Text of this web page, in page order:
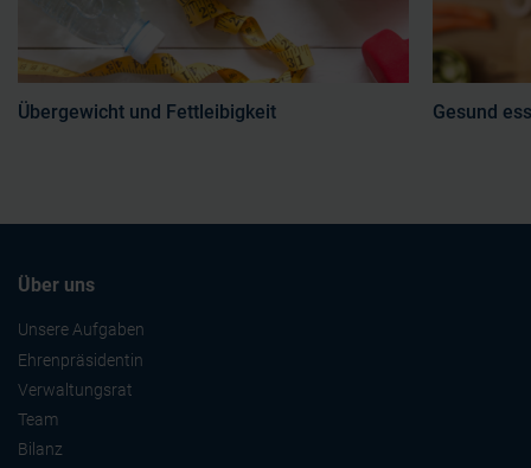
Übergewicht und Fettleibigkeit Gesund
Über uns
Unsere Aufgaben
Ehrenpräsidentin
Verwaltungsrat
Team
Bilanz